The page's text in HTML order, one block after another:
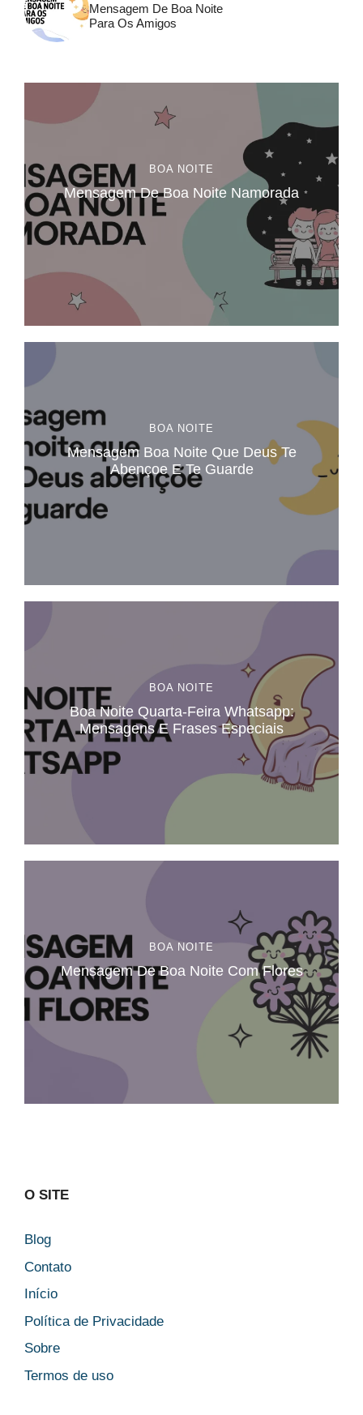
Mensagem De Boa Noite
Para Os Amigos​
BOA NOITE
Mensagem De Boa Noite Namorada​
BOA NOITE
Mensagem Boa Noite Que Deus Te
Abençoe E Te Guarde​
BOA NOITE
Boa Noite Quarta-Feira Whatsapp:
Mensagens E Frases Especiais
BOA NOITE
Mensagem De Boa Noite Com Flores​
O SITE
Blog
Contato
Início
Política de Privacidade
Sobre
Termos de uso